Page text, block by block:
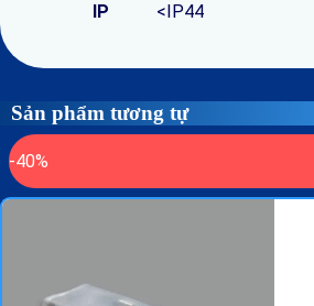
IP
<IP44
Sản phẩm tương tự
-40%